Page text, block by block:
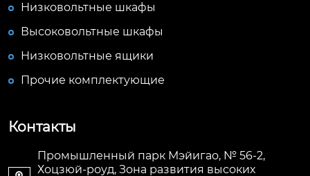
Низковольтные шкафы
Высоковольтные шкафы
Низковольтные ящики
Прочие комплектующие
Контакты
Промышленный парк Мэйигао, № 56-2,
Хоцзюй-роуд, Зона развития высоких